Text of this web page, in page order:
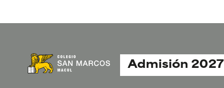
Admisión 2027